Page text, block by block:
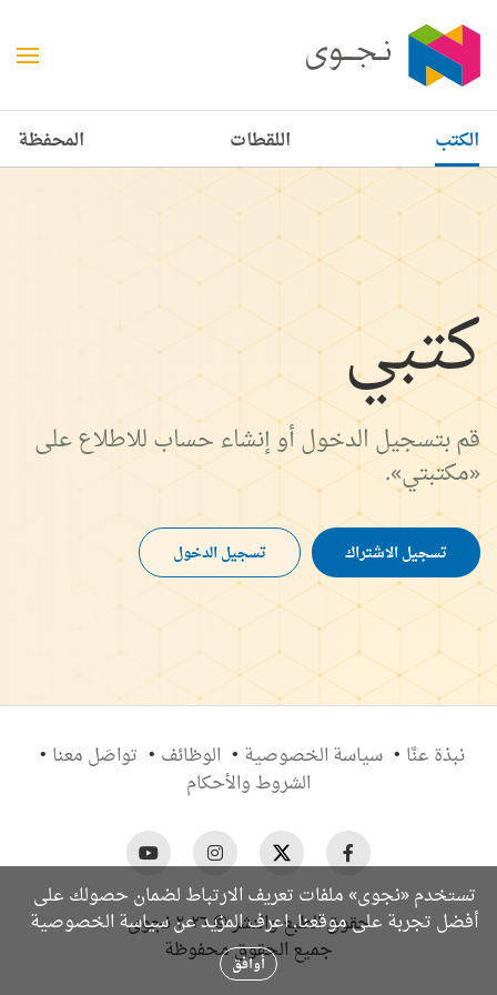
الكتب اللقطات المحفظة
كتبي
قم بتسجيل الدخول أو إنشاء حساب للاطلاع على
«مكتبتي».
تسجيل الاشتراك تسجيل الدخول
نبذة عنَّا سياسة الخصوصية الوظائف
تواصَل معنا
الشروط والأحكام
حقوق الطبع والنشر © ٢٠٢٦ نجوى
جميع الحقوق محفوظة
تستخدم «نجوى» ملفات تعريف الارتباط لضمان حصولك على
أفضل تجربة على موقعنا. اعرف المزيد عنسياسة الخصوصية
أوافق